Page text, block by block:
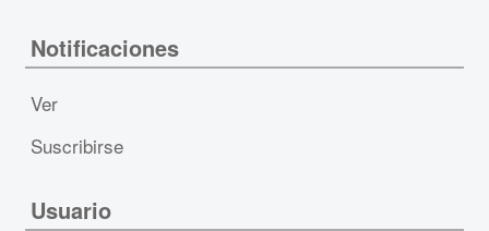
Notificaciones
Ver
Suscribirse
Usuario